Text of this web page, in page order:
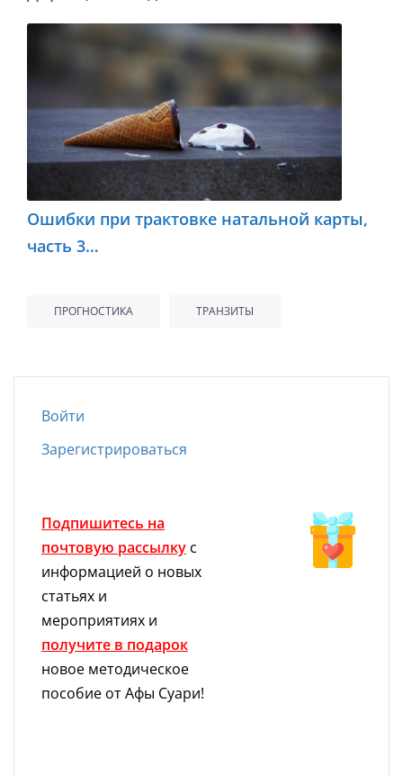
Ошибки при трактовке натальной карты,
часть 3…
ПРОГНОСТИКА ТРАНЗИТЫ
Войти
Зарегистрироваться
Подпишитесь на
почтовую рассылку с
информацией о новых
статьях и
мероприятиях и
получите в подарок
новое методическое
пособие от Афы Суари!